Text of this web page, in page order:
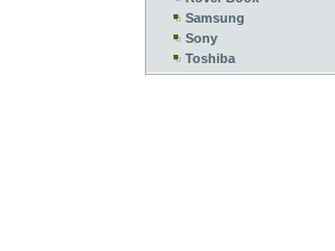
Samsung
Sony
Toshiba